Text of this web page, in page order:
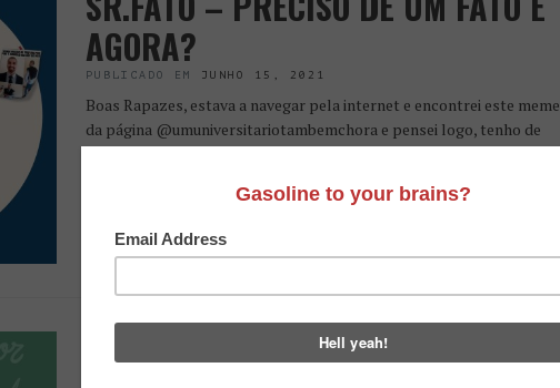
AGORA?
PUBLICADO EM JUNHO 15, 2021
Boas Rapazes, estava a navegar pela internet e encontrei este meme
da página @umuniversitariotambemchora e pensei logo, tenho de
falar sobre um tema importantíssimo para os jovens cavalheiros…
Save
SR. FATO | QUAL O MELHOR